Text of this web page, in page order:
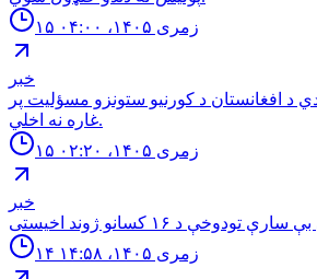
۱۵ زمری ۱۴۰۵، ۰۴:۰۰
خبر
د افغانستان د كورنيو ستونزو مسؤليت پر
غاره نه اخلي.
۱۵ زمری ۱۴۰۵، ۰۲:۲۰
خبر
۱۴ زمری ۱۴۰۵، ۱۴:۵۸